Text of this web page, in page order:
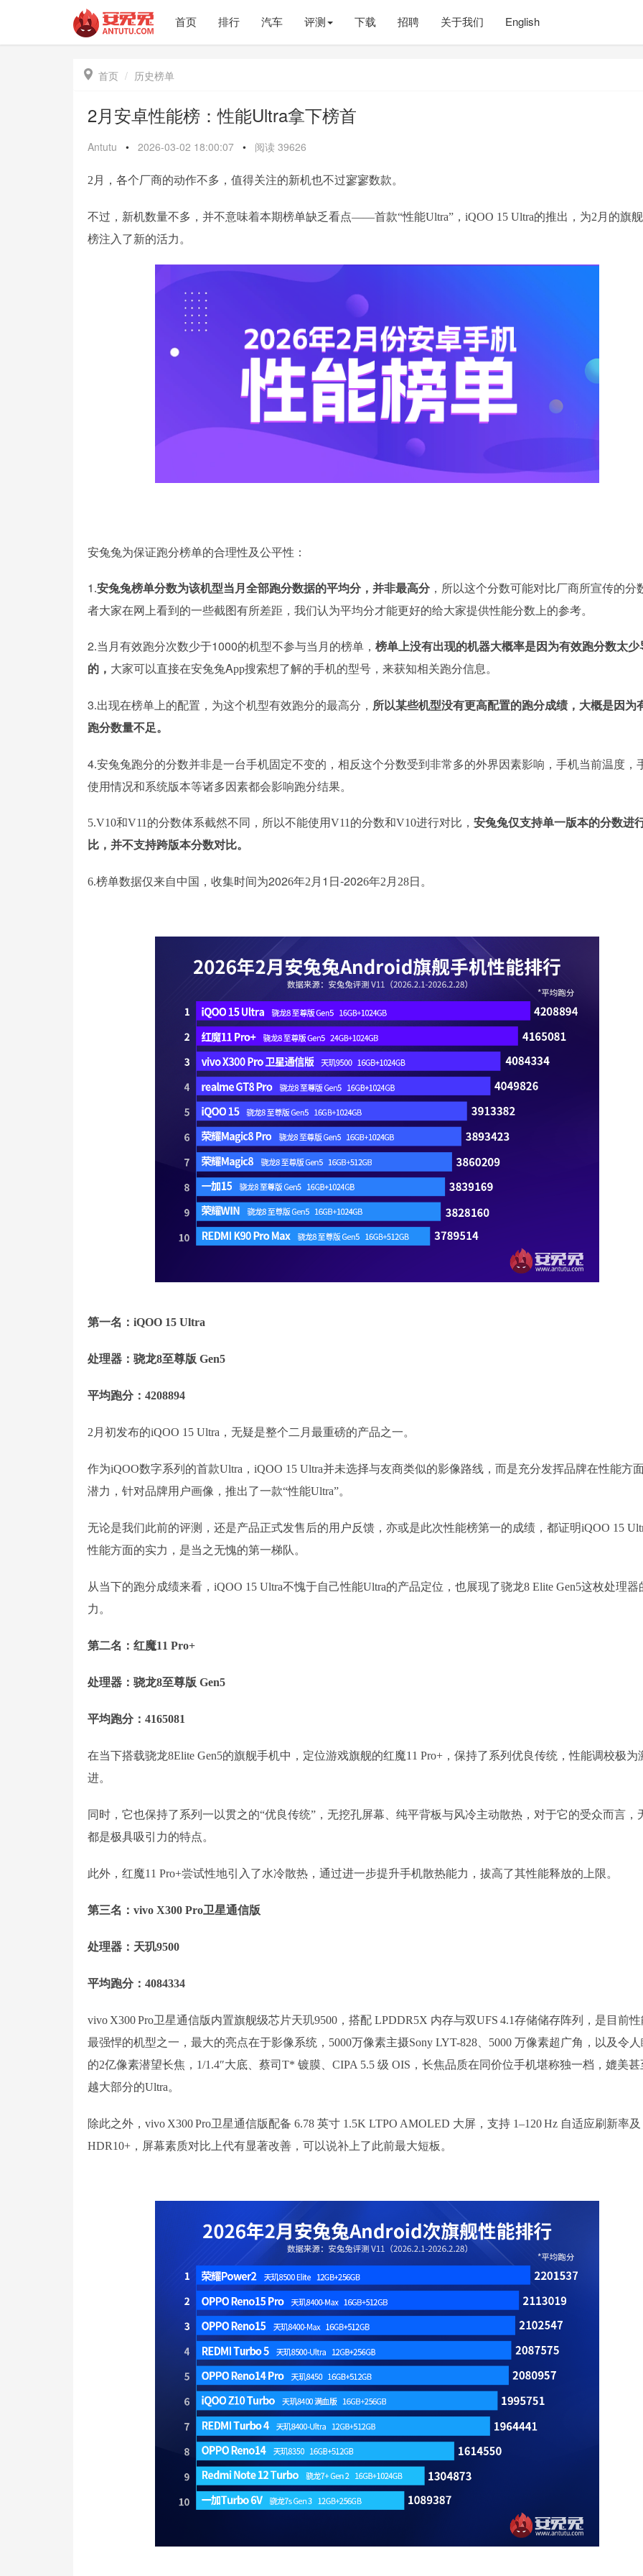
首页 排行 汽车 评测 下载 招聘 关于我们 English
 首页 历史榜单
2月安卓性能榜：性能Ultra拿下榜首
Antutu • 2026-03-02 18:00:07 • 阅读 39626
2月，各个厂商的动作不多，值得关注的新机也不过寥寥数款。
不过，新机数量不多，并不意味着本期榜单缺乏看点——首款“性能Ultra”，iQOO 15 Ultra的推出，为2月的旗
榜注入了新的活力。
安兔兔为保证跑分榜单的合理性及公平性：
1 .安兔兔榜单分数为该机型当月全部跑分数据的平均分，并非最高分，所以这个分数可能对比厂商所宣传的分
者大家在网上看到的一些截图有所差距，我们认为平均分才能更好的给大家提供性能分数上的参考。
2.当月有效跑分次数少于1000的机型不参与当月的榜单， 榜单上没有出现的机器大概率是因为有效跑分数太少
的， 大家可以直接在安兔兔App搜索想了解的手机的型号，来获知相关跑分信息。
3.出现在榜单上的配置，为这个机型有效跑分的最高分， 所以某些机型没有更高配置的跑分成绩，大概是因为
跑分数量不足。
4.安兔兔跑分的分数并非是一台手机固定不变的，相反这个分数受到非常多的外界因素影响，手机当前温度，
使用情况和系统版本等诸多因素都会影响跑分结果。
5.V10和V11的分数体系截然不同，所以不能使用V11的分数和V10进行对比， 安兔兔仅支持单一版本的分数进
比，并不支持跨版本分数对比。
6.榜单数据仅来自中国，收集时间为2026年2 月1日-2026年2 月 28日。
第一名：iQOO 15 Ultra
处理器：骁龙8至尊版 Gen5
平均跑分：4208894
2月初发布的iQOO 15 Ultra，无疑是整个二月最重磅的产品之一。
作为iQOO数字系列的首款Ultra，iQOO 15 Ultra并未选择与友商类似的影像路线，而是充分发挥品牌在性能方
潜力，针对品牌用户画像，推出了一款“性能Ultra”。
无论是我们此前的评测，还是产品正式发售后的用户反馈，亦或是此次性能榜第一的成绩，都证明iQOO 15
性能方面的实力，是当之无愧的第一梯队。
从当下的跑分成绩来看，iQOO 15 Ultra不愧于自己性能Ultra的产品定位，也展现了骁龙8 Elite Gen5这枚处理器
力。
第二名：红魔11 Pro+
处理器：骁龙8至尊版 Gen5
平均跑分：4165081
在当下搭载骁龙8Elite Gen5的旗舰手机中，定位游戏旗舰的红魔11 Pro+，保持了系列优良传统，性能调校极为
进。
同时，它也保持了系列一以贯之的“优良传统”，无挖孔屏幕、纯平背板与风冷主动散热，对于它的受众而言，
都是极具吸引力的特点。
此外，红魔11 Pro+尝试性地引入了水冷散热，通过进一步提升手机散热能力，拔高了其性能释放的上限。
第三名：vivo X300 Pro卫星通信版
处理器：天玑9500
平均跑分：4084334
vivo X300 Pro卫星通信版内置旗舰级芯片天玑9500，搭配 LPDDR5X 内存与双UFS 4.1存储储存阵列，是目前
最强悍的机型之一，最大的亮点在于影像系统，5000万像素主摄Sony LYT-828、5000 万像素超广角，以及令
的2亿像素潜望长焦，1/1.4″大底、蔡司T* 镀膜、CIPA 5.5 级 OIS，长焦品质在同价位手机堪称独一档，媲美甚
越大部分的Ultra。
除此之外，vivo X300 Pro卫星通信版配备 6.78 英寸 1.5K LTPO AMOLED 大屏，支持 1–120 Hz 自适应刷新率及
HDR10+，屏幕素质对比上代有显著改善，可以说补上了此前最大短板。